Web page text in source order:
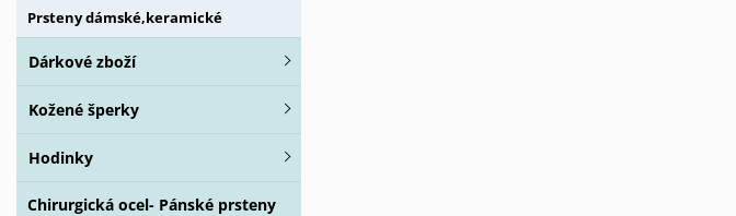
Prsteny dámské,keramické
Dárkové zboží
Kožené šperky
Hodinky
Chirurgická ocel- Pánské prsteny